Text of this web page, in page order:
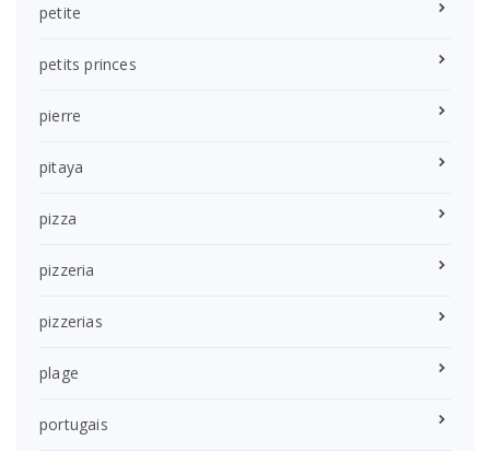
petite
petits princes
pierre
pitaya
pizza
pizzeria
pizzerias
plage
portugais